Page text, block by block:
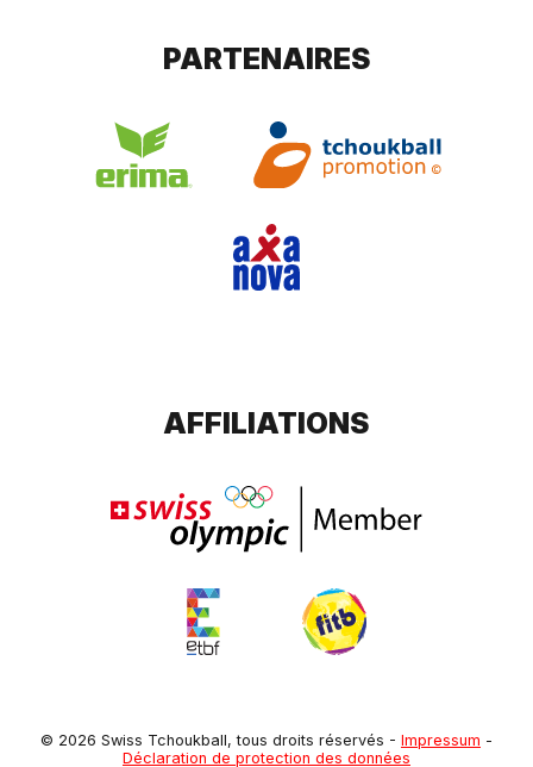
PARTENAIRES
AFFILIATIONS
© 2026 Swiss Tchoukball, tous droits réservés - Impressum -
Déclaration de protection des données